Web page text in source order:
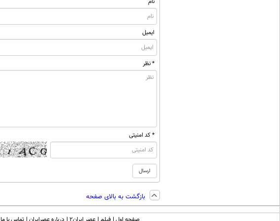
ایمیل
* نظر
* کد امنیتی
بازگشت به بالای صفحه